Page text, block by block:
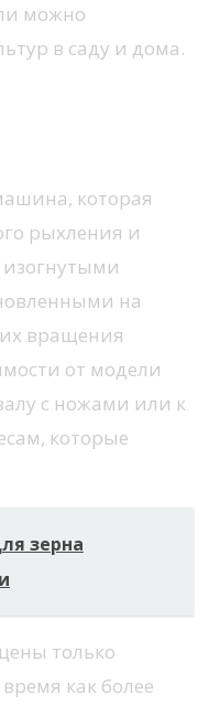
можно
в саду и дома.
которая
рыхления и
на
вращения
от модели
с ножами или к
которые
зерна
только
как более